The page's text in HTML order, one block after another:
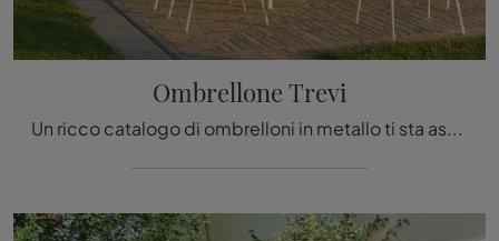
Ombrellone Trevi
Un ricco catalogo di ombrelloni in metallo ti sta aspettando in negozio: clicca e scopri il modello Ombrellone Trevi di Emu.